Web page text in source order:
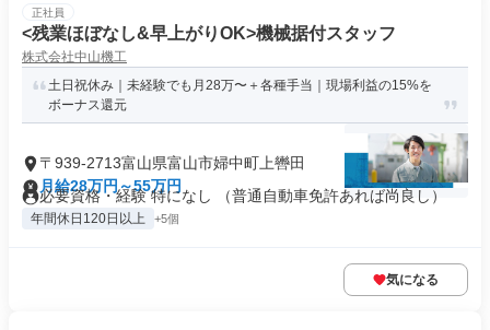
正社員
<残業ほぼなし&早上がりOK>機械据付スタッフ
株式会社中山機工
土日祝休み｜未経験でも月28万〜＋各種手当｜現場利益の15%を
ボーナス還元
〒939-2713富山県富山市婦中町上轡田
月給28万円～55万円
必要資格・経験 特になし （普通自動車免許あれば尚良し）
年間休日120日以上 +5個
気になる